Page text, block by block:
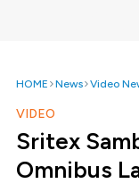
HOME News Video
VIDEO
Sritex
Omnibus